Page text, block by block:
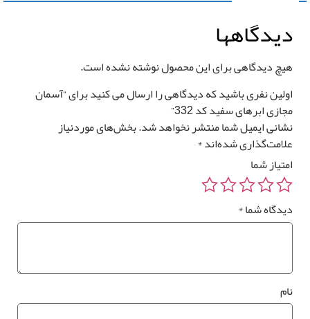
دیدگاهی برای این محصول نوشته نشده است.
نفری باشید که دیدگاهی را ارسال می کنید برای “آسمان
ابرهای سفید کد 332”
ایمیل شما منتشر نخواهد شد.بخش‌های موردنیاز
شده‌اند*
شما
شما*